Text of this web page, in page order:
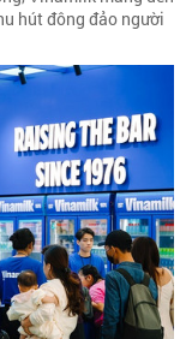
hút đông đảo người